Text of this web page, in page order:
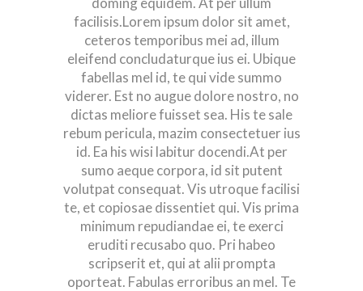
facilisis.Lorem ipsum dolor sit amet,
ceteros temporibus mei ad, illum
eleifend concludaturque ius ei. Ubique
fabellas mel id, te qui vide summo
viderer. Est no augue dolore nostro, no
dictas meliore fuisset sea. His te sale
rebum pericula, mazim consectetuer ius
id. Ea his wisi labitur docendi.At per
sumo aeque corpora, id sit putent
volutpat consequat. Vis utroque facilisi
te, et copiosae dissentiet qui. Vis prima
minimum repudiandae ei, te exerci
eruditi recusabo quo. Pri habeo
scripserit et, qui at alii prompta
oporteat. Fabulas erroribus an mel. Te